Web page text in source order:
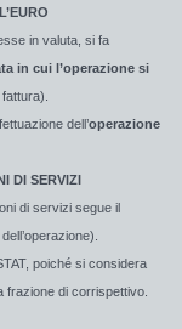
in valuta, si fa
in cui l’operazione si
dell’operazione
DI SERVIZI
di servizi segue il
poiché si considera
frazione di corrispettivo.